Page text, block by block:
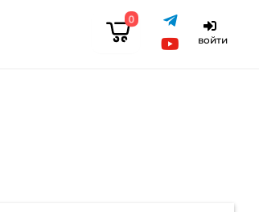
0
войти